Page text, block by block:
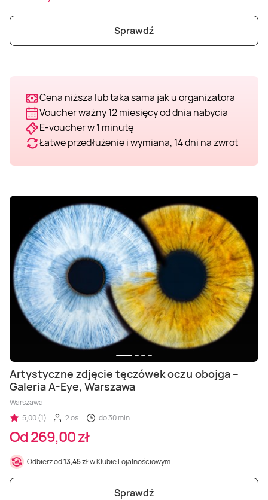
Weekend w SPA
Masaż klasyczny
Masaż sportowy
Masaż Shiatsu
Masaż Antycellulitowy
Masaż całego ciała
Masaż czekoladą
Masaż Karku
Masaż orientalny
Pojazdy specjalne
Jazda czołgiem
Pojazdy militarne
Fitness
Wspinaczka
Tenis
Kurs żeglarski
SUP
Sprawdź
Cena niższa lub taka sama jak u organizatora
Voucher ważny 12 miesięcy od dnia nabycia
E-voucher w 1 minutę
Łatwe przedłużenie i wymiana, 14 dni na zwrot
Artystyczne zdjęcie tęczówek oczu obojga –
Galeria A-Eye, Warszawa
Warszawa
5,00 (1)
2 os. do 30 min.
Od 269,00 zł
Odbierz od13,45 złw Klubie Lojalnościowym
Sprawdź